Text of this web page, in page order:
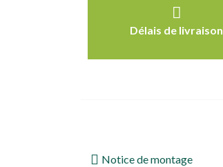
Délais de livraison
Notice de montage